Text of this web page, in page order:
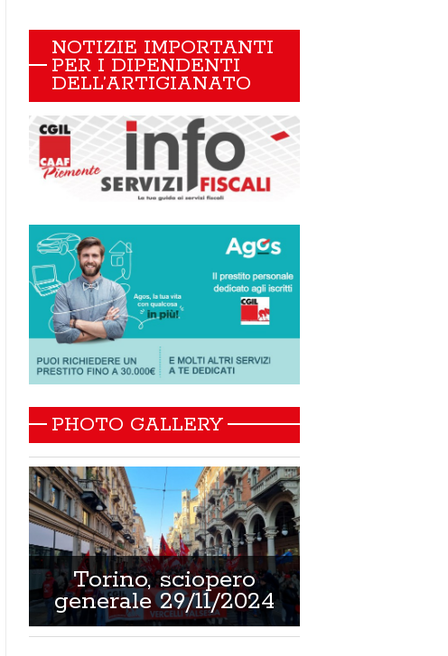
NOTIZIE IMPORTANTI
PER I DIPENDENTI
DELL’ARTIGIANATO
PHOTO GALLERY
Torino, sciopero
generale 29/11/2024